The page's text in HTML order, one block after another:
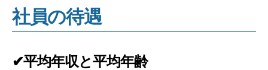
社員の待遇
✔平均年収と平均年齢